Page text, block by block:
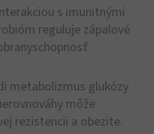
s imunitnými
reguluje zápalové
metabolizmus glukózy
môže
rezistencii a obezite.